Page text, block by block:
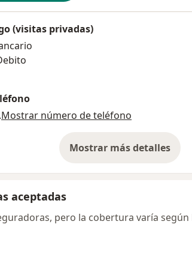
(visitas privadas)
Mostrar número de teléfono
Mostrar más detalles
sobre la
aceptadas
pero la cobertura varía según